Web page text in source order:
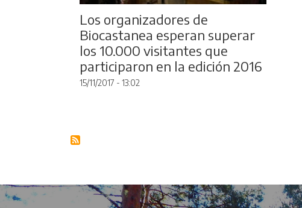
Los organizadores de
Biocastanea esperan superar
los 10.000 visitantes que
participaron en la edición 2016
15/11/2017 - 13:02